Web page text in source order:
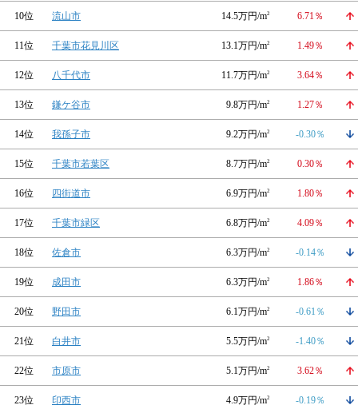
10位 流山市 14.5万円/m2 6.71％
11位 千葉市花見川区 13.1万円/m2 1.49％
12位 八千代市 11.7万円/m2 3.64％
13位 鎌ケ谷市 9.8万円/m2 1.27％
14位 我孫子市 9.2万円/m2 -0.30％
15位 千葉市若葉区 8.7万円/m2 0.30％
16位 四街道市 6.9万円/m2 1.80％
17位 千葉市緑区 6.8万円/m2 4.09％
18位 佐倉市 6.3万円/m2 -0.14％
19位 成田市 6.3万円/m2 1.86％
20位 野田市 6.1万円/m2 -0.61％
21位 白井市 5.5万円/m2 -1.40％
22位 市原市 5.1万円/m2 3.62％
23位 印西市 4.9万円/m2 -0.19％